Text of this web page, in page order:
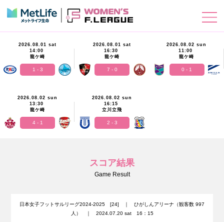
2026.08.01 sat
14:00
龍ケ崎
1 - 3
2026.08.01 sat
16:30
龍ケ崎
7 - 0
2026.08.02 sun
11:00
龍ケ崎
0 - 1
2026.08.02 sun
13:30
龍ケ崎
4 - 1
2026.08.02 sun
16:15
立川立飛
2 - 3
スコア結果
Game Result
日本女子フットサルリーグ2024-2025 [24] ｜ ひがしんアリーナ（観客数 997
人） ｜ 2024.07.20 sat 16：15